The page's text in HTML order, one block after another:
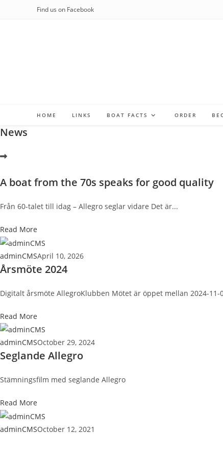
Find us on Facebook
HOME LINKS BOAT FACTS ORDER
News
A boat from the 70s speaks for good quality
Från 60-talet till idag – Allegro seglar vidare Det är...
Read More
adminCMSApril 10, 2026
Årsmöte 2024
Digitalt årsmöte AllegroKlubben Mötet är öppet mellan 2024-11-
Read More
adminCMSOctober 29, 2024
Seglande Allegro
Stämningsfilm med seglande Allegro
Read More
adminCMSOctober 12, 2021